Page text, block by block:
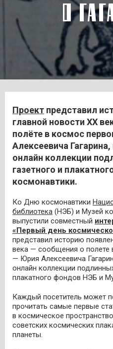
О
Проект представил
главной новости XX
полёте в космос
Алексеевича
онлайн коллекции
газетного и
космонавтики.
Ко Дню космонавтики
библиотека (НЭБ) и Музей
выпустили совместный
«Первый день
представил историю
века — сообщения о полете
— Юрия Алексеевича
онлайн коллекции
плакатного фондов НЭБ и
Каждый посетитель может
прочитать самые первые
в космическое
советских космических
планеты.